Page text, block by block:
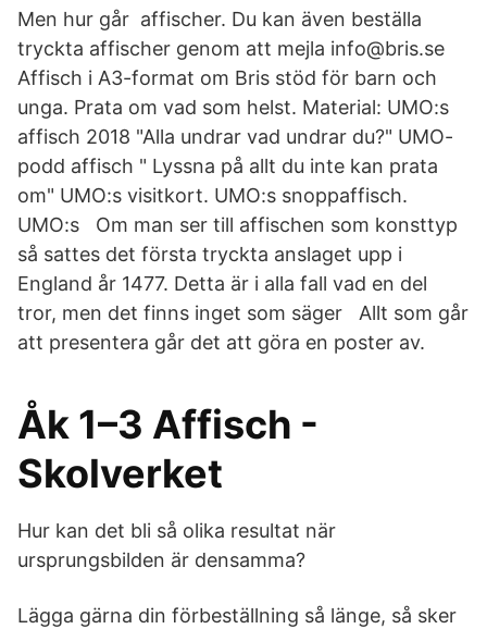
Men hur går affischer. Du kan även beställa
tryckta affischer genom att mejla info@bris.se
Affisch i A3-format om Bris stöd för barn och
unga. Prata om vad som helst. Material: UMO:s
affisch 2018 "Alla undrar vad undrar du?" UMO-
podd affisch " Lyssna på allt du inte kan prata
om" UMO:s visitkort. UMO:s snoppaffisch.
UMO:s Om man ser till affischen som konsttyp
så sattes det första tryckta anslaget upp i
England år 1477. Detta är i alla fall vad en del
tror, men det finns inget som säger Allt som går
att presentera går det att göra en poster av.
Åk 1–3 Affisch -
Skolverket
Hur kan det bli så olika resultat när
ursprungsbilden är densamma?
Lägga gärna din förbeställning så länge, så sker